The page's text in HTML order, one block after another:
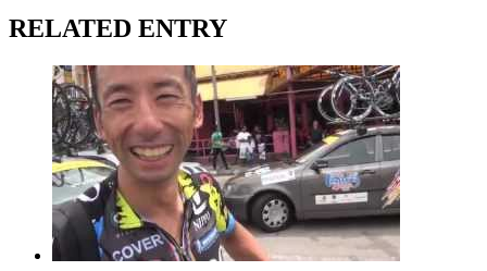
RELATED ENTRY